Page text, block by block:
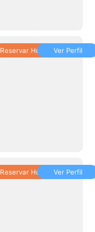
Reservar Hora Ver Perfil
Reservar Hora Ver Perfil